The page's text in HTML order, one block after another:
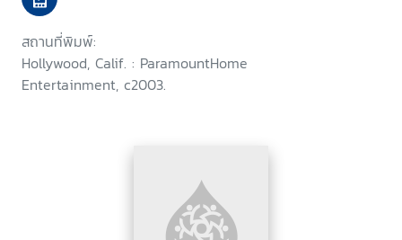
สถานที่พิมพ์:
Hollywood, Calif. : ParamountHome
Entertainment, c2003.